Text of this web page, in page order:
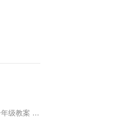
武汉版生命安全教育一年级教案 课间...